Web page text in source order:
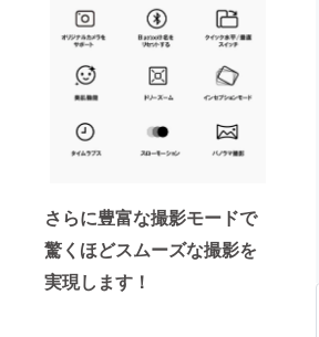
さらに豊富な撮影モードで
驚くほどスムーズな撮影を
実現します！